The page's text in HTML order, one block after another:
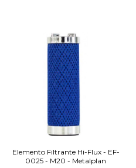
Elemento Filtrante Hi-Flux - EF-
0025 - M20 - Metalplan